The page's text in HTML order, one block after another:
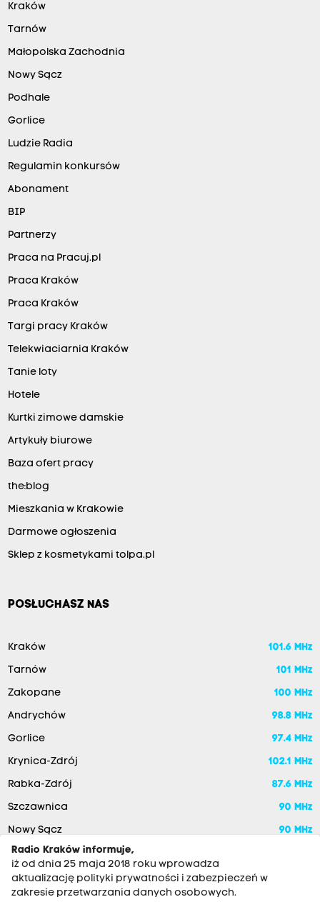
Kraków
Tarnów
Małopolska Zachodnia
Nowy Sącz
Podhale
Gorlice
Ludzie Radia
Regulamin konkursów
Abonament
BIP
Partnerzy
Praca na Pracuj.pl
Praca Kraków
Praca Kraków
Targi pracy Kraków
Telekwiaciarnia Kraków
Tanie loty
Hotele
Kurtki zimowe damskie
Artykuły biurowe
Baza ofert pracy
the:blog
Mieszkania w Krakowie
Darmowe ogłoszenia
Sklep z kosmetykami tolpa.pl
POSŁUCHASZ NAS
Kraków 101.6 MHz
Tarnów 101 MHz
Zakopane 100 MHz
Andrychów 98.8 MHz
Gorlice 97.4 MHz
Krynica-Zdrój 102.1 MHz
Rabka-Zdrój 87.6 MHz
Szczawnica 90 MHz
Nowy Sącz
90 MHz
Radio Kraków informuje,
iż od dnia 25 maja 2018 roku wprowadza
aktualizację polityki prywatności i zabezpieczeń w
zakresie przetwarzania danych osobowych.